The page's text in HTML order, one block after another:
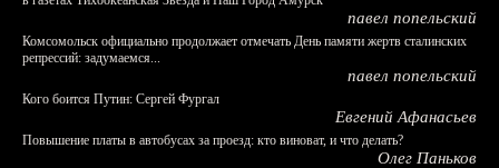
павел попельский
Комсомольск официально продолжает отмечать День памяти жертв сталинских
репрессий: задумаемся...
павел попельский
Кого боится Путин: Сергей Фургал
Евгений Афанасьев
Повышение платы в автобусах за проезд: кто виноват, и что делать?
Олег Паньков